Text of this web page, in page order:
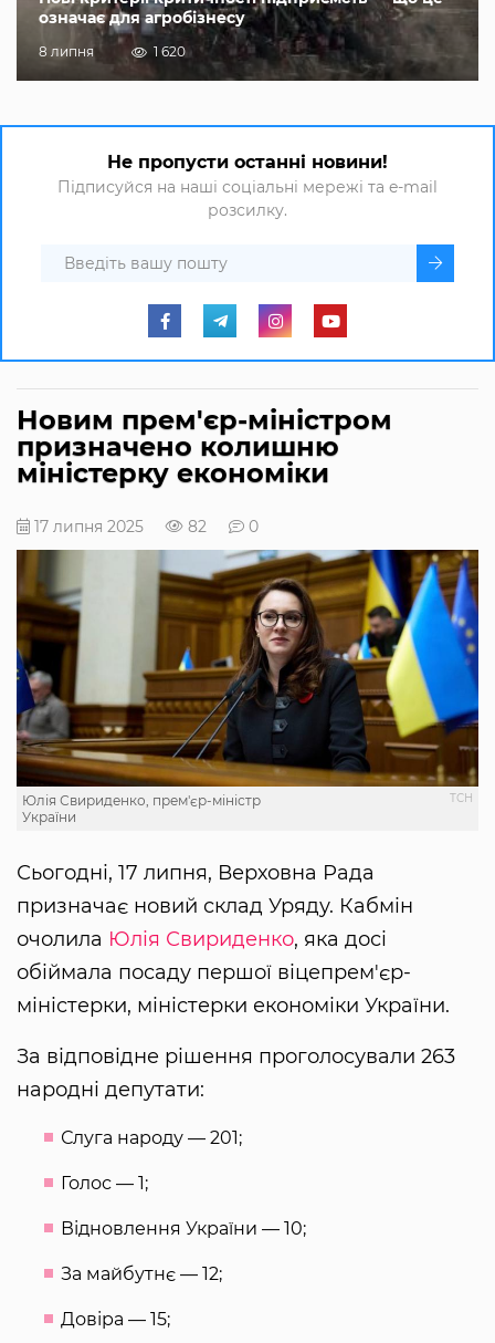
означає для агробізнесу
8 липня 1 620
Не пропусти останні новини!
Підписуйся на наші соціальні мережі та e-mail
розсилку.
Новим прем'єр-міністром
призначено колишню
міністерку економіки
17 липня 2025 82 0
ТСН
Юлія Свириденко, прем'єр-міністр
України
Сьогодні, 17 липня, Верховна Рада
призначає новий склад Уряду. Кабмін
очолила Юлія Свириденко, яка досі
обіймала посаду першої віцепрем'єр-
міністерки, міністерки економіки України.
За відповідне рішення проголосували 263
народні депутати:
Слуга народу — 201;
Голос — 1;
Відновлення України — 10;
За майбутнє — 12;
Довіра — 15;